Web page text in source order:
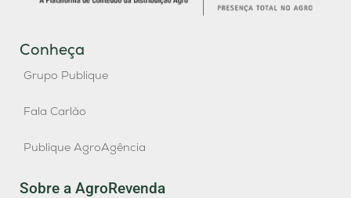
Conheça
Grupo Publique
Fala Carlão
Publique AgroAgência
Sobre a AgroRevenda